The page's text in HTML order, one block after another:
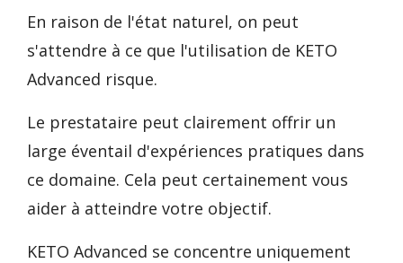
En raison de l'état naturel, on peut
s'attendre à ce que l'utilisation de KETO
Advanced risque.
Le prestataire peut clairement offrir un
large éventail d'expériences pratiques dans
ce domaine. Cela peut certainement vous
aider à atteindre votre objectif.
KETO Advanced se concentre uniquement